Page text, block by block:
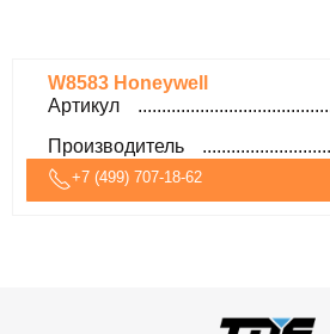
W8583 Honeywell
Артикул
Производитель
+7 (499) 707-18-62